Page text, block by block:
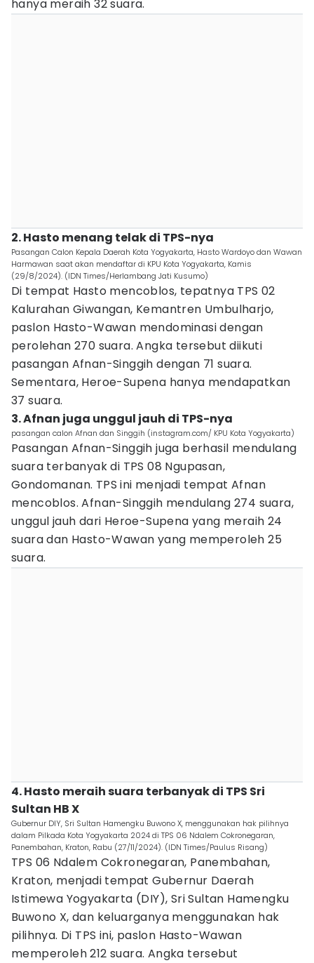
hanya meraih 32 suara.
2. Hasto menang telak di TPS-nya
Pasangan Calon Kepala Daerah Kota Yogyakarta, Hasto Wardoyo dan Wawan
Harmawan saat akan mendaftar di KPU Kota Yogyakarta, Kamis
(29/8/2024). (IDN Times/Herlambang Jati Kusumo)
Di tempat Hasto mencoblos, tepatnya TPS 02
Kalurahan Giwangan, Kemantren Umbulharjo,
paslon Hasto-Wawan mendominasi dengan
perolehan 270 suara. Angka tersebut diikuti
pasangan Afnan-Singgih dengan 71 suara.
Sementara, Heroe-Supena hanya mendapatkan
37 suara.
3. Afnan juga unggul jauh di TPS-nya
pasangan calon Afnan dan Singgih (instagram.com/ KPU Kota Yogyakarta)
Pasangan Afnan-Singgih juga berhasil mendulang
suara terbanyak di TPS 08 Ngupasan,
Gondomanan. TPS ini menjadi tempat Afnan
mencoblos. Afnan-Singgih mendulang 274 suara,
unggul jauh dari Heroe-Supena yang meraih 24
suara dan Hasto-Wawan yang memperoleh 25
suara.
4. Hasto meraih suara terbanyak di TPS Sri
Sultan HB X
Gubernur DIY, Sri Sultan Hamengku Buwono X, menggunakan hak pilihnya
dalam Pilkada Kota Yogyakarta 2024 di TPS 06 Ndalem Cokronegaran,
Panembahan, Kraton, Rabu (27/11/2024). (IDN Times/Paulus Risang)
TPS 06 Ndalem Cokronegaran, Panembahan,
Kraton, menjadi tempat Gubernur Daerah
Istimewa Yogyakarta (DIY), Sri Sultan Hamengku
Buwono X, dan keluarganya menggunakan hak
pilihnya. Di TPS ini, paslon Hasto-Wawan
memperoleh 212 suara. Angka tersebut